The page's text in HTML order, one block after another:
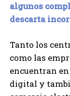
algunos
descarta
Tanto los
como las
encuentran
digital y